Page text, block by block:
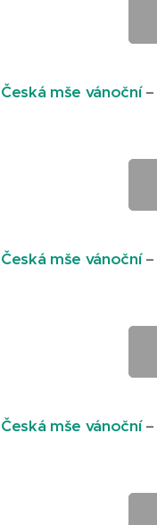
Česká mše vánoční –
Česká mše vánoční –
Česká mše vánoční–